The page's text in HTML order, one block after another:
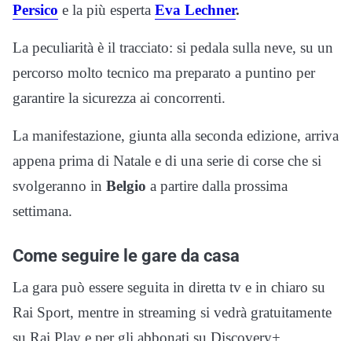
Persico e la più esperta Eva Lechner.
La peculiarità è il tracciato: si pedala sulla neve, su un
percorso molto tecnico ma preparato a puntino per
garantire la sicurezza ai concorrenti.
La manifestazione, giunta alla seconda edizione, arriva
appena prima di Natale e di una serie di corse che si
svolgeranno in Belgio a partire dalla prossima
settimana.
Come seguire le gare da casa
La gara può essere seguita in diretta tv e in chiaro su
Rai Sport, mentre in streaming si vedrà gratuitamente
su Rai Play e per gli abbonati su Discovery+,